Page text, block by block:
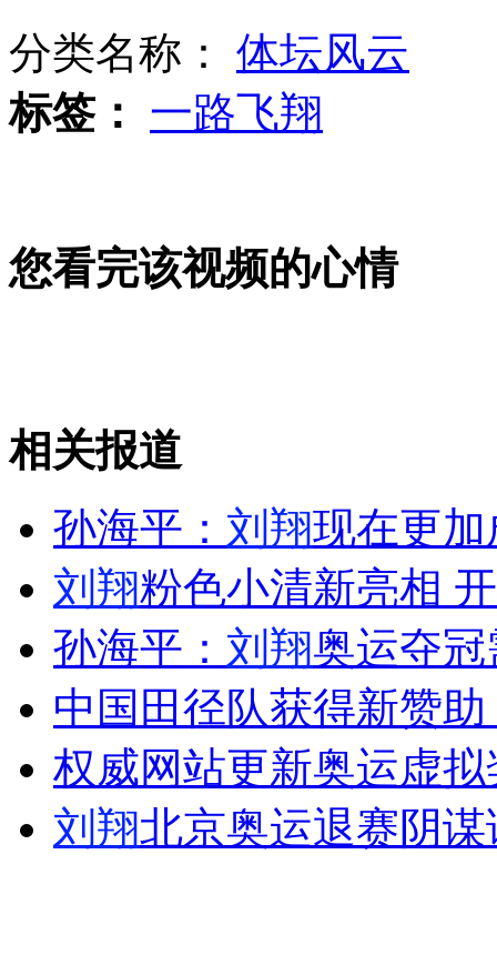
内蒙古乌梁素海因污染20年内恐消失
中央气象台继续发布台风橙色预警
山西运城恶犬咬伤多人 警民合力深夜将其击毙
女孩北京地铁殴打老人 痛下狠手拳打脚踢
无痛分娩是否安全 医生回应
外交部：反对强权政治霸凌主义
外交部：有关国家言论片面不公正
分类名称： 体坛风云
标签：
一路飞翔
您看完该视频的心情
相关报道
孙海平： 刘翔现在更加
刘翔粉色小清新亮相
孙海平： 刘翔奥运夺
中国田径队获得新赞助
权威网站更新奥运虚
刘翔北京奥运退赛阴